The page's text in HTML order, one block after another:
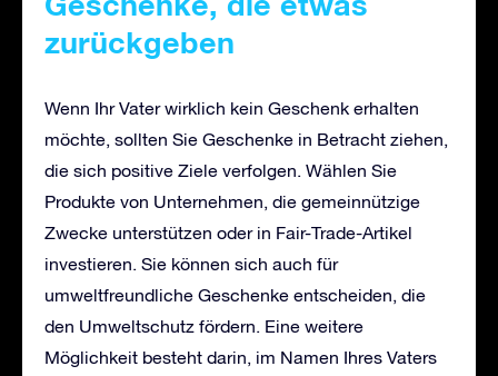
zurückgeben
Wenn Ihr Vater wirklich kein Geschenk erhalten
möchte, sollten Sie Geschenke in Betracht ziehen,
die sich positive Ziele verfolgen. Wählen Sie
Produkte von Unternehmen, die gemeinnützige
Zwecke unterstützen oder in Fair-Trade-Artikel
investieren. Sie können sich auch für
umweltfreundliche Geschenke entscheiden, die
den Umweltschutz fördern. Eine weitere
Möglichkeit besteht darin, im Namen Ihres Vaters